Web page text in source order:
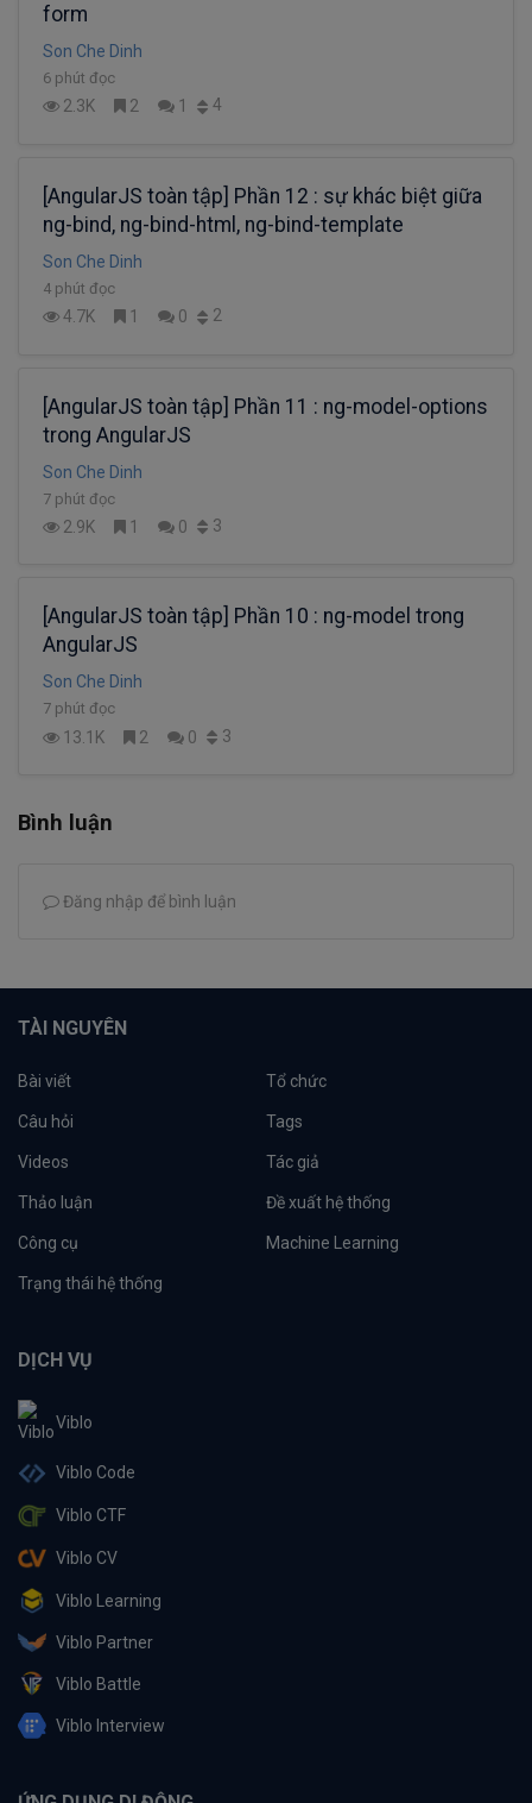
form
Son Che Dinh
6 phút đọc
2.3K 2 1 4
[AngularJS toàn tập] Phần 12 : sự khác biệt giữa
ng-bind, ng-bind-html, ng-bind-template
Son Che Dinh
4 phút đọc
4.7K 1 0 2
[AngularJS toàn tập] Phần 11 : ng-model-options
trong AngularJS
Son Che Dinh
7 phút đọc
2.9K 1 0 3
[AngularJS toàn tập] Phần 10 : ng-model trong
AngularJS
Son Che Dinh
7 phút đọc
13.1K 2 0 3
Bình luận
Đăng nhập để bình luận
TÀI NGUYÊN
Bài viết Tổ chức
Câu hỏi Tags
Videos Tác giả
Thảo luận Đề xuất hệ thống
Công cụ Machine Learning
Trạng thái hệ thống
DỊCH VỤ
Viblo
Viblo Code
Viblo CTF
Viblo CV
Viblo Learning
Viblo Partner
Viblo Battle
Viblo Interview